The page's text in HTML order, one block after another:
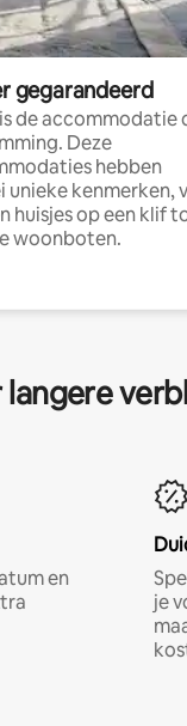
gegarandeerd
de accommodatie
Deze
hebben
unieke kenmerken,
huisjes op een klif
woonboten.
en
je